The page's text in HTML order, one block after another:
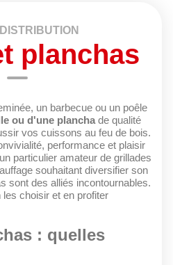
planchas
un barbecue ou un poêle
ou d'une plancha de qualité
vos cuissons au feu de bois.
performance et plaisir
particulier amateur de grillades
souhaitant diversifier son
sont des alliés incontournables.
choisir et en profiter
: quelles